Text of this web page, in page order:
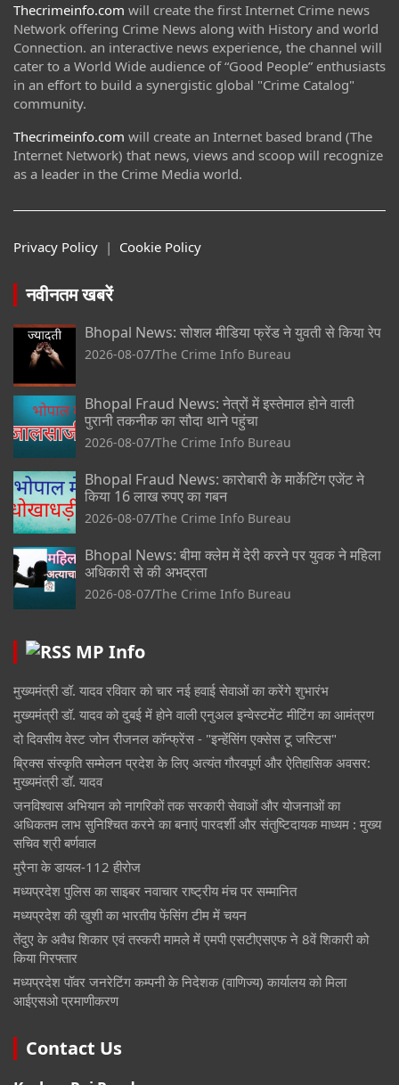
Thecrimeinfo.com will create the first Internet Crime news
Network offering Crime News along with History and world
Connection. an interactive news experience, the channel will
cater to a World Wide audience of “Good People” enthusiasts
in an effort to build a synergistic global "Crime Catalog"
community.
Thecrimeinfo.com will create an Internet based brand (The
Internet Network) that news, views and scoop will recognize
as a leader in the Crime Media world.
Privacy Policy | Cookie Policy
नवीनतम खबरें
Bhopal News: सोशल मीडिया फ्रेंड ने युवती से किया रेप
2026-08-07 The Crime Info Bureau
Bhopal Fraud News: नेत्रों में इस्तेमाल होने वाली
पुरानी तकनीक का सौदा थाने पहुंचा
2026-08-07 The Crime Info Bureau
Bhopal Fraud News: कारोबारी के मार्केटिंग एजेंट ने
किया 16 लाख रुपए का गबन
2026-08-07 The Crime Info Bureau
Bhopal News: बीमा क्लेम में देरी करने पर युवक ने महिला
अधिकारी से की अभद्रता
2026-08-07 The Crime Info Bureau
MP Info
मुख्यमंत्री डॉ. यादव रविवार को चार नई हवाई सेवाओं का करेंगे शुभारंभ
मुख्यमंत्री डॉ. यादव को दुबई में होने वाली एनुअल इन्वेस्टमेंट मीटिंग का आमंत्रण
दो दिवसीय वेस्ट जोन रीजनल कॉन्फ्रेंस - "इन्हेंसिंग एक्सेस टू जस्टिस"
ब्रिक्स संस्कृति सम्मेलन प्रदेश के लिए अत्यंत गौरवपूर्ण और ऐतिहासिक अवसर:
मुख्यमंत्री डॉ. यादव
जनविश्वास अभियान को नागरिकों तक सरकारी सेवाओं और योजनाओं का
अधिकतम लाभ सुनिश्चित करने का बनाएं पारदर्शी और संतुष्टिदायक माध्यम : मुख्य
सचिव श्री बर्णवाल
मुरैना के डायल-112 हीरोज
मध्यप्रदेश पुलिस का साइबर नवाचार राष्ट्रीय मंच पर सम्मानित
मध्यप्रदेश की खुशी का भारतीय फेंसिंग टीम में चयन
तेंदुए के अवैध शिकार एवं तस्करी मामले में एमपी एसटीएसएफ ने 8वें शिकारी को
किया गिरफ्तार
मध्यप्रदेश पॉवर जनरेटिंग कम्पनी के निदेशक (वाणिज्य) कार्यालय को मिला
आईएसओ प्रमाणीकरण
Contact Us